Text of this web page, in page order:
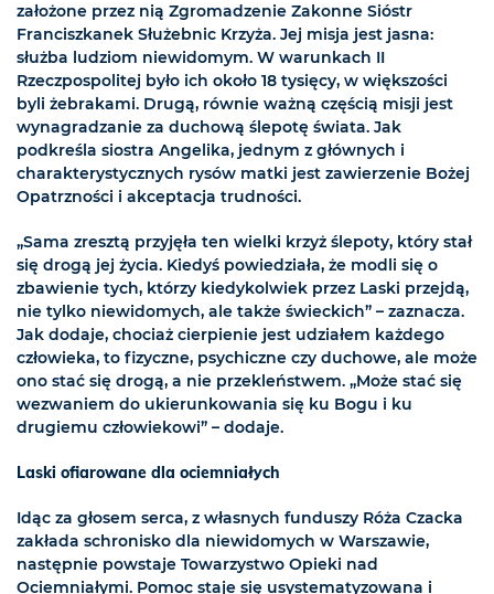
założone przez nią Zgromadzenie Zakonne Sióstr
Franciszkanek Służebnic Krzyża. Jej misja jest jasna:
służba ludziom niewidomym. W warunkach II
Rzeczpospolitej było ich około 18 tysięcy, w większości
byli żebrakami. Drugą, równie ważną częścią misji jest
wynagradzanie za duchową ślepotę świata. Jak
podkreśla siostra Angelika, jednym z głównych i
charakterystycznych rysów matki jest zawierzenie Bożej
Opatrzności i akceptacja trudności.
„Sama zresztą przyjęła ten wielki krzyż ślepoty, który stał
się drogą jej życia. Kiedyś powiedziała, że modli się o
zbawienie tych, którzy kiedykolwiek przez Laski przejdą,
nie tylko niewidomych, ale także świeckich” – zaznacza.
Jak dodaje, chociaż cierpienie jest udziałem każdego
człowieka, to fizyczne, psychiczne czy duchowe, ale może
ono stać się drogą, a nie przekleństwem. „Może stać się
wezwaniem do ukierunkowania się ku Bogu i ku
drugiemu człowiekowi” – dodaje.
Laski ofiarowane dla ociemniałych
Idąc za głosem serca, z własnych funduszy Róża Czacka
zakłada schronisko dla niewidomych w Warszawie,
następnie powstaje Towarzystwo Opieki nad
Ociemniałymi. Pomoc staje się usystematyzowana i